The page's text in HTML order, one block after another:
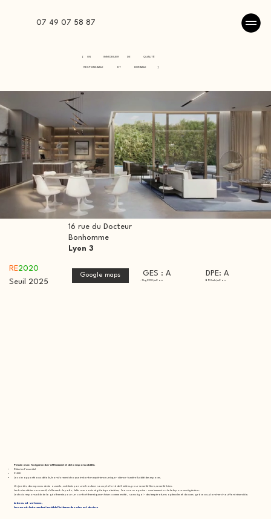
07 49 07 58 87
[ UN IMMOBILIER DE QUALITÉ
RESPONSABLE ET DURABLE ]
16 rue du Docteur
Bonhomme
Lyon 3
RE2020
Seuil 2025
Google maps GES : A
- 1 kgCO2/m2 an
DPE: A
59Kwh/m2 an
Pensée avec l'exigence du raffinement et de la responsabilité.
Réécrire l’ essentiel
PURE
Le soin apporté aux détails, transforment chaque instant en expérience unique - silence -lumiére fluidité des espaces.
Un jardin, des espaces de vie ouverts , sublimés par une hauteur sous plafond de 3 mètres, pour se sentir libre, se sentir bien.
Les baies vitrées sans seuil, s'effacent - le patio, telle une oasis végétale protectrice, l'eau vous apaise - une immersion totale pour se régénérer.
Le choix responsable de la géothermie pour un confort thermique en hiver comme en été , sans égal - des températures optimales et douces grâce au plancher chauffant réversible.
Le beau est vertueux,
Les savoir-faire rendent invisible l'évidence de votre art de vivre